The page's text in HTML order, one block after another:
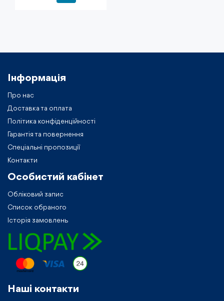
Інформація
Про нас
Доставка та оплата
Політика конфіденційності
Гарантія та повернення
Спеціальні пропозиції
Контакти
Особистий кабiнет
Обліковий запис
Список обраного
Історія замовлень
Нашi контакти